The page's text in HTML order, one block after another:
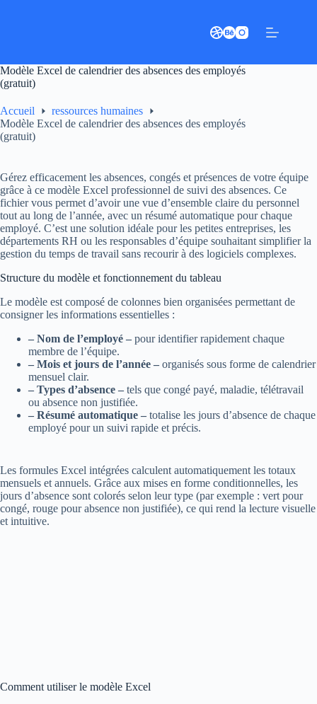
Modèle Excel de calendrier des absences des employés
(gratuit)
Accueil
ressources humaines
Modèle Excel de calendrier des absences des employés
(gratuit)
Gérez efficacement les absences, congés et présences de votre équipe
grâce à ce modèle Excel professionnel de suivi des absences. Ce
fichier vous permet d’avoir une vue d’ensemble claire du personnel
tout au long de l’année, avec un résumé automatique pour chaque
employé. C’est une solution idéale pour les petites entreprises, les
départements RH ou les responsables d’équipe souhaitant simplifier la
gestion du temps de travail sans recourir à des logiciels complexes.
Structure du modèle et fonctionnement du tableau
Le modèle est composé de colonnes bien organisées permettant de
consigner les informations essentielles :
– Nom de l’employé – pour identifier rapidement chaque
membre de l’équipe.
– Mois et jours de l’année – organisés sous forme de calendrier
mensuel clair.
– Types d’absence – tels que congé payé, maladie, télétravail
ou absence non justifiée.
– Résumé automatique – totalise les jours d’absence de chaque
employé pour un suivi rapide et précis.
Les formules Excel intégrées calculent automatiquement les totaux
mensuels et annuels. Grâce aux mises en forme conditionnelles, les
jours d’absence sont colorés selon leur type (par exemple : vert pour
congé, rouge pour absence non justifiée), ce qui rend la lecture visuelle
et intuitive.
Comment utiliser le modèle Excel